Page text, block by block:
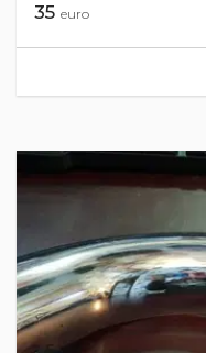
35 euro